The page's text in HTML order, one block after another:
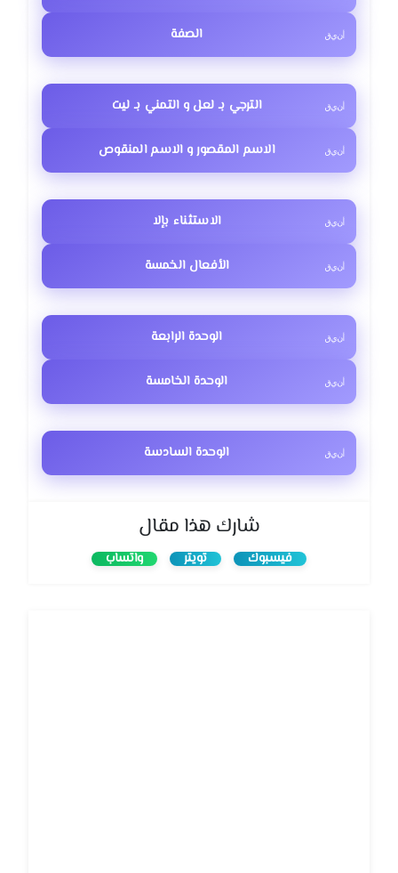
الصفة
الترجي بـ لعل و التمني بـ ليت
الاسم المقصور و الاسم المنقوص
الاستثناء بإلا
الأفعال الخمسة
الوحدة الرابعة
الوحدة الخامسة
الوحدة السادسة
شارك هذا مقال
فيسبوك تويتر واتساب